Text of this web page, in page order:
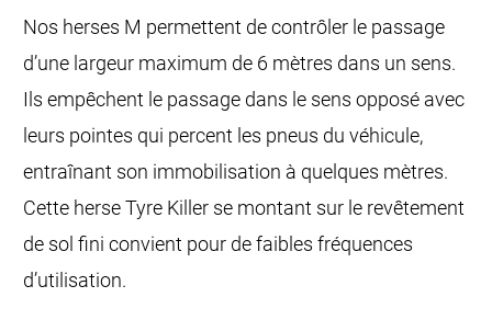
Nos herses M permettent de contrôler le passage
d’une largeur maximum de 6 mètres dans un sens.
Ils empêchent le passage dans le sens opposé avec
leurs pointes qui percent les pneus du véhicule,
entraînant son immobilisation à quelques mètres.
Cette herse Tyre Killer se montant sur le revêtement
de sol fini convient pour de faibles fréquences
d’utilisation.